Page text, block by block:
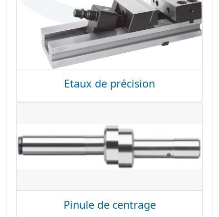
Etaux de précision
Pinule de centrage